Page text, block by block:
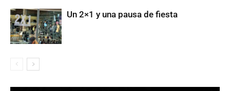
Un 2×1 y una pausa de fiesta